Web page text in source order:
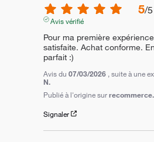
5/5
Avis vérifié
Pour ma première
satisfaite. Achat conforme.
parfait :)
Avis du 07/03/2026 , suite à une
N.
Publié à l'origine sur
Signaler